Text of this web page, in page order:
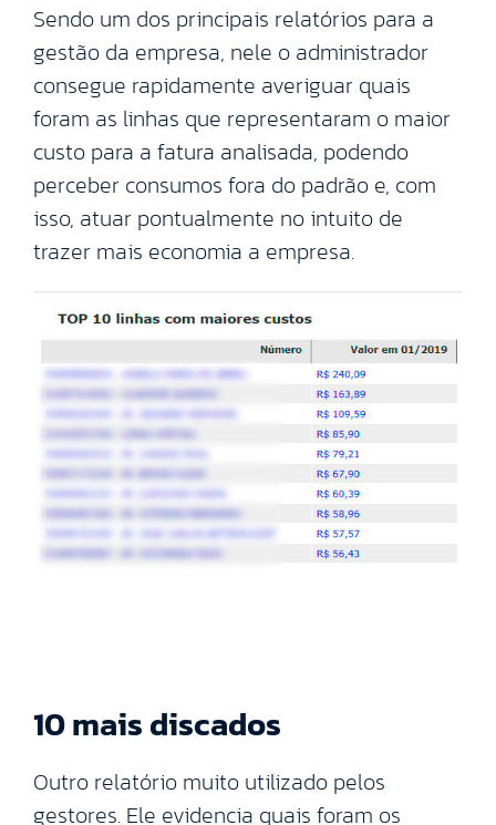
Sendo um dos principais relatórios para a
gestão da empresa, nele o administrador
consegue rapidamente averiguar quais
foram as linhas que representaram o maior
custo para a fatura analisada, podendo
perceber consumos fora do padrão e, com
isso, atuar pontualmente no intuito de
trazer mais economia a empresa.
10 mais discados
Outro relatório muito utilizado pelos
gestores. Ele evidencia quais foram os